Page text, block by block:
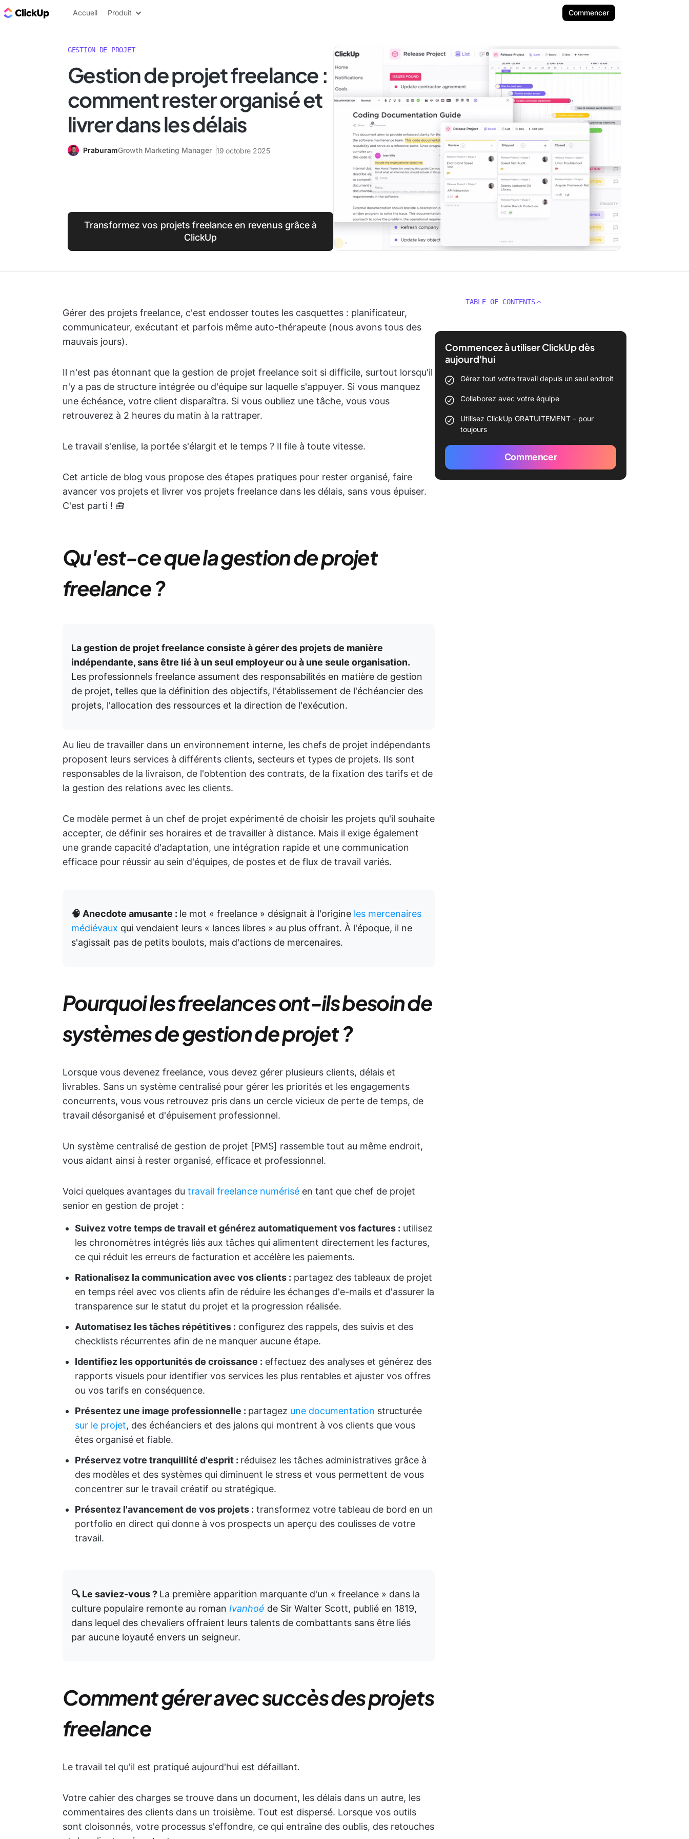
ClickUp Blog
Accueil Produit Commencer
GESTION DE PROJET
Gestion de projet freelance :
comment rester organisé et
livrer dans les délais
PraburamGrowth Marketing Manager 19 octobre 2025
Transformez vos projets freelance en revenus grâce à
ClickUp
Gérer des projets freelance, c'est endosser toutes les casquettes : planificateur,
communicateur, exécutant et parfois même auto-thérapeute (nous avons tous des
mauvais jours).
Il n'est pas étonnant que la gestion de projet freelance soit si difficile, surtout lorsqu'il
n'y a pas de structure intégrée ou d'équipe sur laquelle s'appuyer. Si vous manquez
une échéance, votre client disparaîtra. Si vous oubliez une tâche, vous vous
retrouverez à 2 heures du matin à la rattraper.
Le travail s'enlise, la portée s'élargit et le temps ? Il file à toute vitesse.
Cet article de blog vous propose des étapes pratiques pour rester organisé, faire
avancer vos projets et livrer vos projets freelance dans les délais, sans vous épuiser.
C'est parti ! 🧰
Qu'est-ce que la gestion de projet
freelance ?
La gestion de projet freelance consiste à gérer des projets de manière
indépendante, sans être lié à un seul employeur ou à une seule organisation.
Les professionnels freelance assument des responsabilités en matière de gestion
de projet, telles que la définition des objectifs, l'établissement de l'échéancier des
projets, l'allocation des ressources et la direction de l'exécution.
Au lieu de travailler dans un environnement interne, les chefs de projet indépendants
proposent leurs services à différents clients, secteurs et types de projets. Ils sont
responsables de la livraison, de l'obtention des contrats, de la fixation des tarifs et de
la gestion des relations avec les clients.
Ce modèle permet à un chef de projet expérimenté de choisir les projets qu'il souhaite
accepter, de définir ses horaires et de travailler à distance. Mais il exige également
une grande capacité d'adaptation, une intégration rapide et une communication
efficace pour réussir au sein d'équipes, de postes et de flux de travail variés.
🧠 Anecdote amusante : le mot « freelance » désignait à l'origine les mercenaires
médiévaux qui vendaient leurs « lances libres » au plus offrant. À l'époque, il ne
s'agissait pas de petits boulots, mais d'actions de mercenaires.
Pourquoi les freelances ont-ils besoin de
systèmes de gestion de projet ?
Lorsque vous devenez freelance, vous devez gérer plusieurs clients, délais et
livrables. Sans un système centralisé pour gérer les priorités et les engagements
concurrents, vous vous retrouvez pris dans un cercle vicieux de perte de temps, de
travail désorganisé et d'épuisement professionnel.
Un système centralisé de gestion de projet [PMS] rassemble tout au même endroit,
vous aidant ainsi à rester organisé, efficace et professionnel.
Voici quelques avantages du travail freelance numérisé en tant que chef de projet
senior en gestion de projet :
Suivez votre temps de travail et générez automatiquement vos factures : utilisez
les chronomètres intégrés liés aux tâches qui alimentent directement les factures,
ce qui réduit les erreurs de facturation et accélère les paiements.
Rationalisez la communication avec vos clients : partagez des tableaux de projet
en temps réel avec vos clients afin de réduire les échanges d'e-mails et d'assurer la
transparence sur le statut du projet et la progression réalisée.
Automatisez les tâches répétitives : configurez des rappels, des suivis et des
checklists récurrentes afin de ne manquer aucune étape.
Identifiez les opportunités de croissance : effectuez des analyses et générez des
rapports visuels pour identifier vos services les plus rentables et ajuster vos offres
ou vos tarifs en conséquence.
Présentez une image professionnelle : partagez une documentation structurée
sur le projet, des échéanciers et des jalons qui montrent à vos clients que vous
êtes organisé et fiable.
Préservez votre tranquillité d'esprit : réduisez les tâches administratives grâce à
des modèles et des systèmes qui diminuent le stress et vous permettent de vous
concentrer sur le travail créatif ou stratégique.
Présentez l'avancement de vos projets : transformez votre tableau de bord en un
portfolio en direct qui donne à vos prospects un aperçu des coulisses de votre
travail.
🔍 Le saviez-vous ? La première apparition marquante d'un « freelance » dans la
culture populaire remonte au roman Ivanhoé de Sir Walter Scott, publié en 1819,
dans lequel des chevaliers offraient leurs talents de combattants sans être liés
par aucune loyauté envers un seigneur.
Comment gérer avec succès des projets
freelance
Le travail tel qu'il est pratiqué aujourd'hui est défaillant.
Votre cahier des charges se trouve dans un document, les délais dans un autre, les
commentaires des clients dans un troisième. Tout est dispersé. Lorsque vos outils
sont cloisonnés, votre processus s'effondre, ce qui entraîne des oublis, des retouches
TABLE OF CONTENTS
Commencez à utiliser ClickUp dès
aujourd'hui
Gérez tout votre travail depuis un seul endroit
Collaborez avec votre équipe
Utilisez ClickUp GRATUITEMENT – pour
toujours
Commencer